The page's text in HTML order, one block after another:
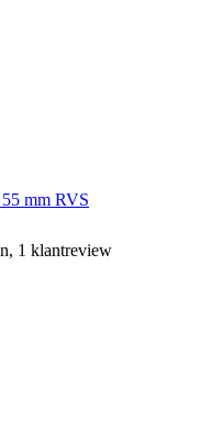
mm RVS
1 klantreview